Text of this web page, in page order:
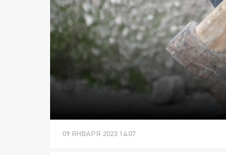
09 ЯНВАРЯ 2023 14:07